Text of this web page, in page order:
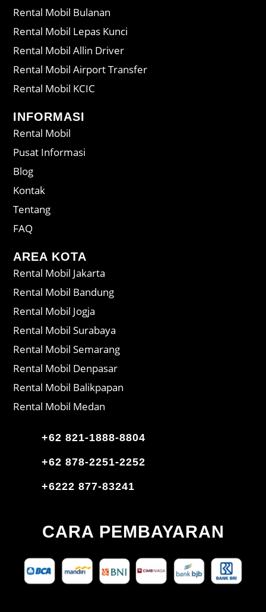
Rental Mobil Bulanan
Rental Mobil Lepas Kunci
Rental Mobil Allin Driver
Rental Mobil Airport Transfer
Rental Mobil KCIC
INFORMASI
Rental Mobil
Pusat Informasi
Blog
Kontak
Tentang
FAQ
AREA KOTA
Rental Mobil Jakarta
Rental Mobil Bandung
Rental Mobil Jogja
Rental Mobil Surabaya
Rental Mobil Semarang
Rental Mobil Denpasar
Rental Mobil Balikpapan
Rental Mobil Medan
+62 821-1888-8804
+62 878-2251-2252
+6222 877-83241
CARA PEMBAYARAN